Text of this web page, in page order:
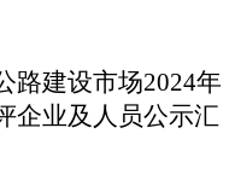
路建设市场2024年
企业及人员公示汇